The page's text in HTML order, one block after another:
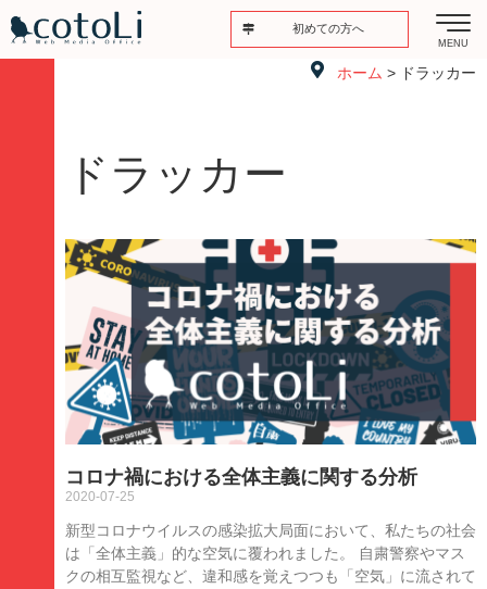
MENU
初めての方へ
ホーム > ドラッカー
ドラッカー
コロナ禍における全体主義に関する分析
2020-07-25
新型コロナウイルスの感染拡大局面において、私たちの社会
は「全体主義」的な空気に覆われました。 自粛警察やマス
クの相互監視など、違和感を覚えつつも「空気」に流されて